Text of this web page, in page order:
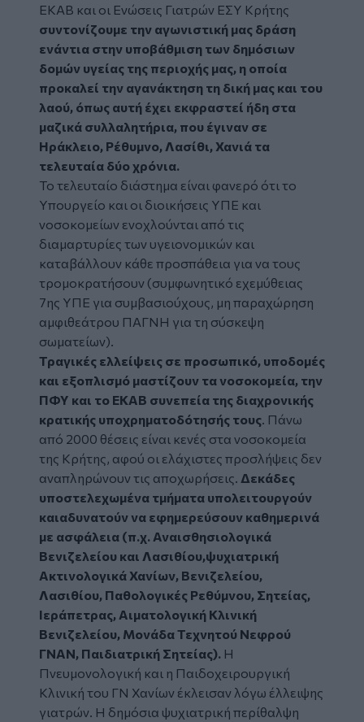
ΕΚΑΒ και οι Ενώσεις Γιατρών ΕΣΥ Κρήτης
συντονίζουμε την αγωνιστική μας δράση
ενάντια στην υποβάθμιση των δημόσιων
δομών υγείας της περιοχής μας, η οποία
προκαλεί την αγανάκτηση τη δική μας και του
λαού, όπως αυτή έχει εκφραστεί ήδη στα
μαζικά συλλαλητήρια, που έγιναν σε
Ηράκλειο, Ρέθυμνο, Λασίθι, Χανιά τα
τελευταία δύο χρόνια.
Το τελευταίο διάστημα είναι φανερό ότι το
Υπουργείο και οι διοικήσεις ΥΠΕ και
νοσοκομείων ενοχλούνται από τις
διαμαρτυρίες των υγειονομικών και
καταβάλλουν κάθε προσπάθεια για να τους
τρομοκρατήσουν (συμφωνητικό εχεμύθειας
7ης ΥΠΕ για συμβασιούχους, μη παραχώρηση
αμφιθεάτρου ΠΑΓΝΗ για τη σύσκεψη
σωματείων).
Τραγικές ελλείψεις σε προσωπικό, υποδομές
και εξοπλισμό μαστίζουν τα νοσοκομεία, την
ΠΦΥ και το ΕΚΑΒ συνεπεία της διαχρονικής
κρατικής υποχρηματοδότησής τους. Πάνω
από 2000 θέσεις είναι κενές στα νοσοκομεία
της Κρήτης, αφού οι ελάχιστες προσλήψεις δεν
αναπληρώνουν τις αποχωρήσεις. Δεκάδες
υποστελεχωμένα τμήματα υπολειτουργούν
καιαδυνατούν να εφημερεύσουν καθημερινά
με ασφάλεια (π.χ. Αναισθησιολογικά
Βενιζελείου και Λασιθίου,ψυχιατρική
Ακτινολογικά Χανίων, Βενιζελείου,
Λασιθίου, Παθολογικές Ρεθύμνου, Σητείας,
Ιεράπετρας, Αιματολογική Κλινική
Βενιζελείου, Μονάδα Τεχνητού Νεφρού
ΓΝΑΝ, Παιδιατρική Σητείας). Η
Πνευμονολογική και η Παιδοχειρουργική
Κλινική του ΓΝ Χανίων έκλεισαν λόγω έλλειψης
γιατρών. Η δημόσια ψυχιατρική περίθαλψη